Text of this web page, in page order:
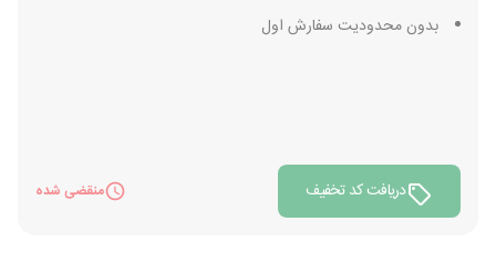
بدون محدودیت سفارش اول
دریافت کد تخفیف منقضی شده